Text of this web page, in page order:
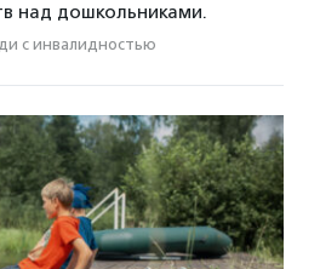
над дошкольниками.
с инвалидностью